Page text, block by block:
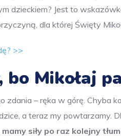
dzieckiem? Jest to
dla której Święty
>>
bo Mikołaj
zdania – ręka w górę. Chyba
a teraz my powtarzamy.
siły po raz kolejny